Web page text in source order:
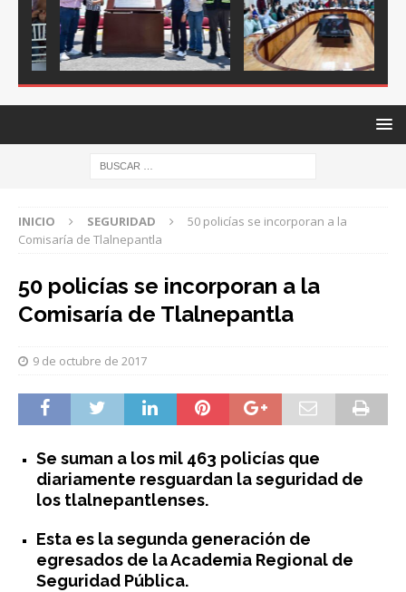
INICIO SEGURIDAD
50 policías se incorporan a la
Comisaría de Tlalnepantla
50 policías se incorporan a la
Comisaría de Tlalnepantla
9 de octubre de 2017
Se suman a los mil 463 policías que
diariamente resguardan la seguridad de
los tlalnepantlenses.
Esta es la segunda generación de
egresados de la Academia Regional de
Seguridad Pública.